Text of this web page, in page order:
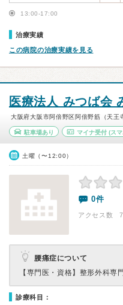
13:00-17:00
治療実績
この病院の治療実績を見る
医療法人 みつば会
大阪府大阪市阿倍野区阿倍野筋（天王
駐車場あり マイナ受付(スマ
土曜（〜12:00）
0件
アクセス数 7
腰痛症について
【専門医・資格】 整形外科専
診療科目：